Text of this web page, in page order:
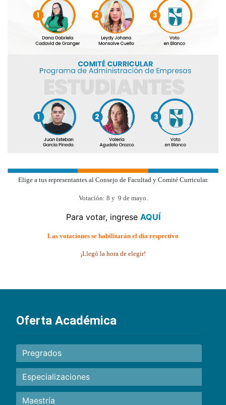
Elige a tus representantes al Consejo de Facultad y Comité Curricular.
Votación: 8 y 9 de mayo.
Para votar, ingrese AQUÍ
Las votaciones se habilitarán el día respectivo
¡Llegó la hora de elegir!
Oferta Académica
Pregrados
Especializaciones
Maestría